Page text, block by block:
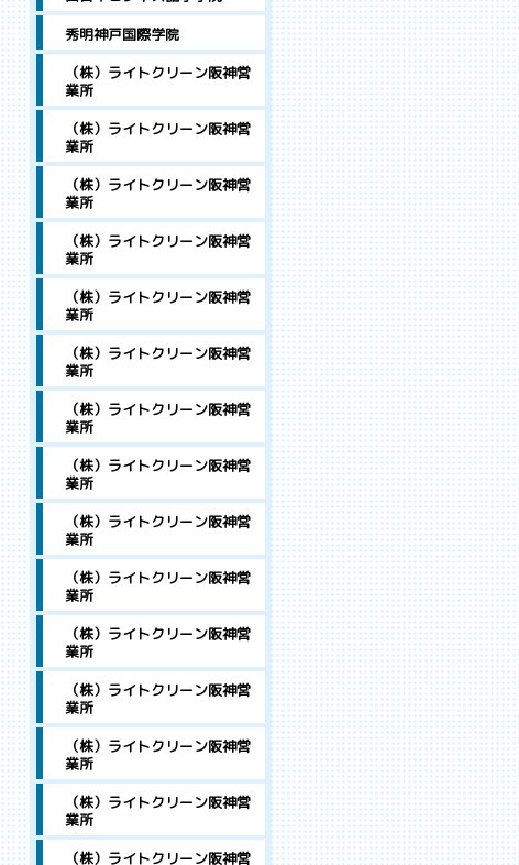
秀明神戸国際学院
（株）ライトクリーン阪神営
業所
（株）ライトクリーン阪神営
業所
（株）ライトクリーン阪神営
業所
（株）ライトクリーン阪神営
業所
（株）ライトクリーン阪神営
業所
（株）ライトクリーン阪神営
業所
（株）ライトクリーン阪神営
業所
（株）ライトクリーン阪神営
業所
（株）ライトクリーン阪神営
業所
（株）ライトクリーン阪神営
業所
（株）ライトクリーン阪神営
業所
（株）ライトクリーン阪神営
業所
（株）ライトクリーン阪神営
業所
（株）ライトクリーン阪神営
業所
（株）ライトクリーン阪神営